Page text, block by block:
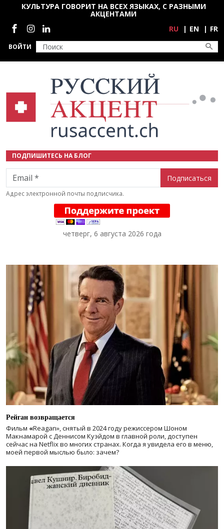
Перейти к основному содержанию
ВОЙТИ
КУЛЬТУРА ГОВОРИТ НА ВСЕХ ЯЗЫКАХ, С РАЗНЫМИ
АКЦЕНТАМИ
Социальные сети
RU EN FR
ПОДПИШИТЕСЬ НА БЛОГ
Email
Адрес электронной почты подписчика.
четверг, 6 августа 2026 года
Рейган возвращается
Фильм «Reagan», снятый в 2024 годурежиссером Шоном
Макнамарой с Деннисом Куэйдом в главной роли, доступен
сейчас на Netflix во многих странах. Когда я увидела его в меню,
моей первой мыслью было: зачем?